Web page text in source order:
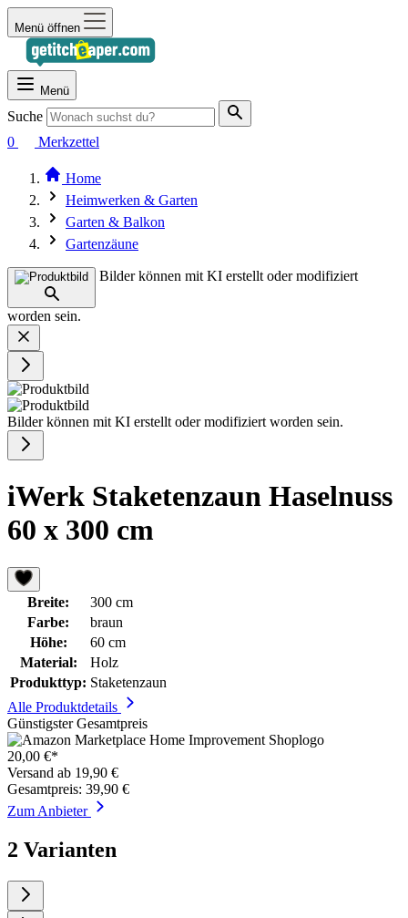
Menü öffnen
Menü
Suche
0
Merkzettel
Home
Heimwerken & Garten
Garten & Balkon
Gartenzäune
Bilder können mit KI erstellt oder modifiziert
worden sein.
Bilder können mit KI erstellt oder modifiziert worden sein.
iWerk Staketenzaun Haselnuss
60 x 300 cm
Breite:
300 cm
Farbe:
braun
Höhe:
60 cm
Material:
Holz
Produkttyp: Staketenzaun
Alle Produktdetails
Günstigster Gesamtpreis
20,00 €*
Versand ab 19,90 €
Gesamtpreis: 39,90 €
Zum Anbieter
2 Varianten